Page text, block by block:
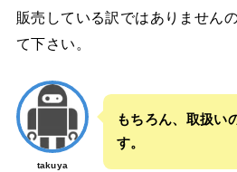
販売している訳ではありません
て下さい。
takuya
もちろん、取扱い
す。